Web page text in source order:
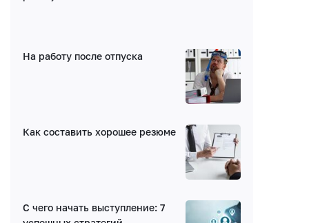
Получать уведомления об ответах
На работу после отпуска
Как составить хорошее резюме
С чего начать выступление: 7